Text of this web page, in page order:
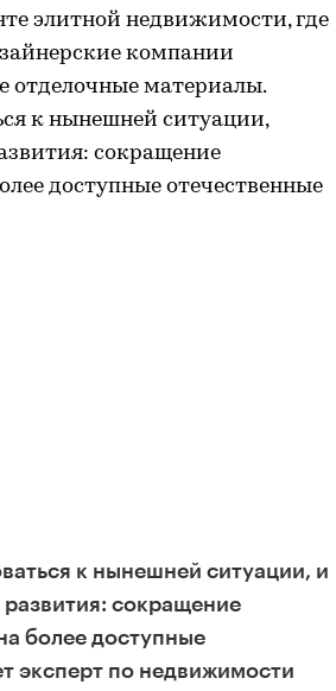
элитной недвижимости, где
компании
отделочные материалы.
к нынешней ситуации,
сокращение
доступные отечественные
к нынешней ситуации, и
сокращение
более доступные
эксперт по недвижимости